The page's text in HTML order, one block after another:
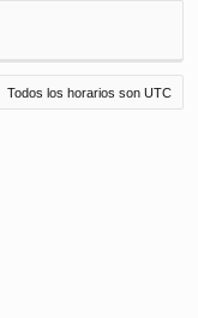
Todos los horarios son UTC